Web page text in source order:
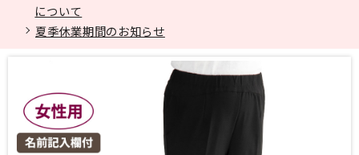
について
夏季休業期間のお知らせ